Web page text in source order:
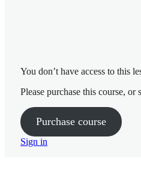
You don’t have access to this
Please purchase this course,
Purchase course
Sign in